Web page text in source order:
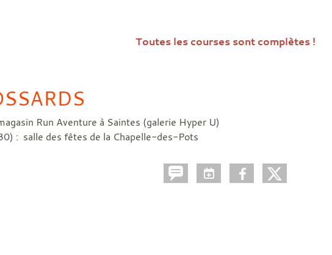
Toutes les courses sont complètes !
Run Aventure à Saintes (galerie Hyper U)
: salle des fêtes de la Chapelle-des-Pots